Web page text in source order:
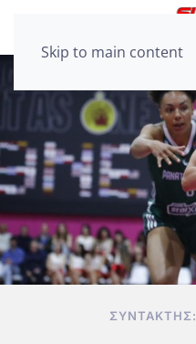
Skip to main content
ΣΥΝΤΆΚΤΗΣ: